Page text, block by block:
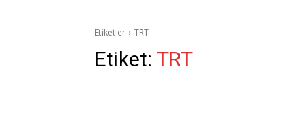
Etiketler TRT
Etiket: TRT